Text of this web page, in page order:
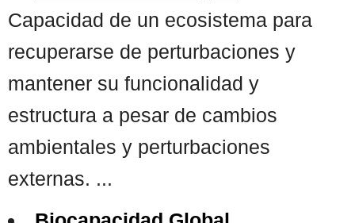
Capacidad de un ecosistema para
recuperarse de perturbaciones y
mantener su funcionalidad y
estructura a pesar de cambios
ambientales y perturbaciones
externas. ...